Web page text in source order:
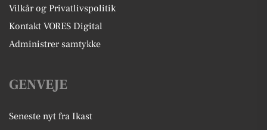
Vilkår og Privatlivspolitik
Kontakt VORES Digital
Administrer samtykke
GENVEJE
Seneste nyt fra Ikast